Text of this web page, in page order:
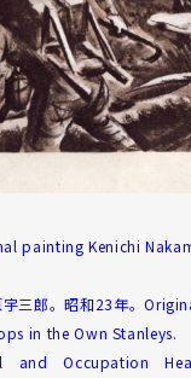
painting Kenichi
宇三郎。昭和23年。
in the Own Stanleys.
and Occupation